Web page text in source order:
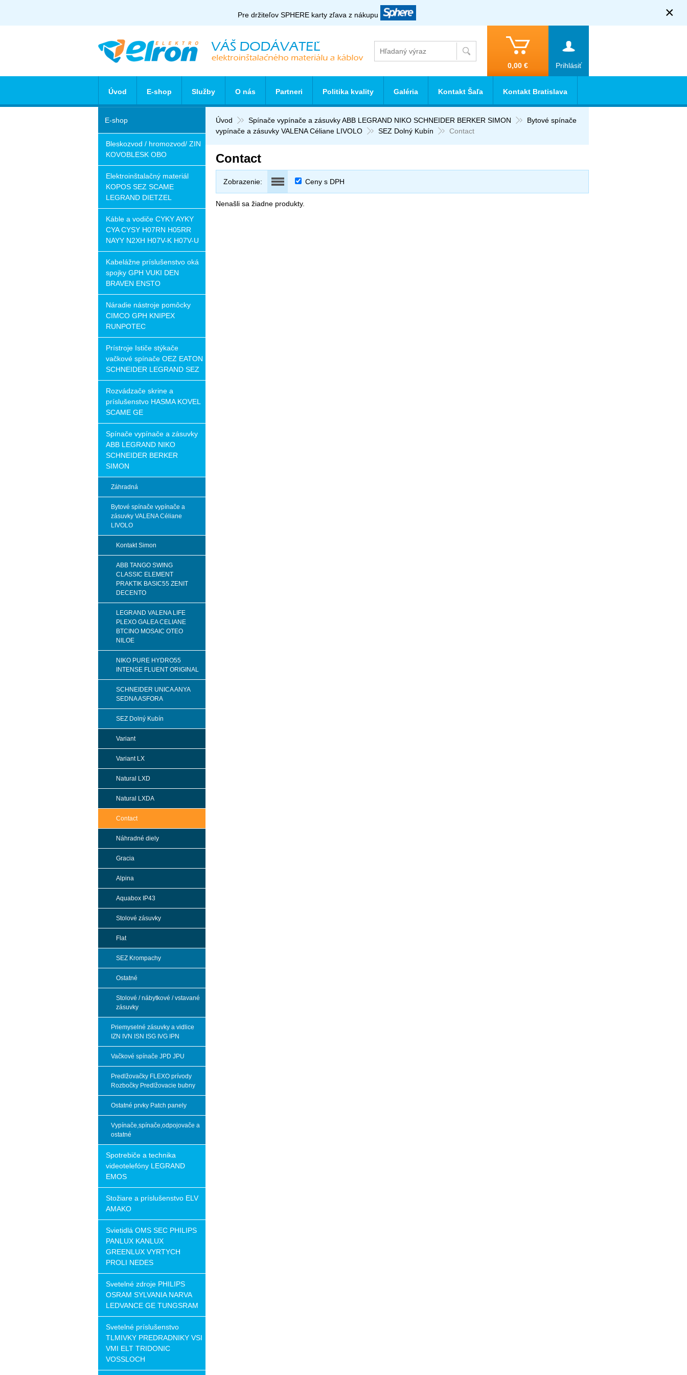
Pre držiteľov SPHERE karty zľava z nákupu ×
Prihlásiť
0,00 €
Úvod Spínače vypínače a zásuvky ABB LEGRAND NIKO SCHNEIDER BERKER SIMON
Bytové spínače
vypínače a zásuvky VALENA Céliane LIVOLO
SEZ Dolný Kubín Contact
Contact
Zobrazenie: Ceny s DPH
Nenašli sa žiadne produkty.
E-shop
Bleskozvod / hromozvod/ ZIN
KOVOBLESK OBO
Elektroinštalačný materiál
KOPOS SEZ SCAME
LEGRAND DIETZEL
Káble a vodiče CYKY AYKY
CYA CYSY H07RN H05RR
NAYY N2XH H07V-K H07V-U
Kabelážne príslušenstvo oká
spojky GPH VUKI DEN
BRAVEN ENSTO
Náradie nástroje pomôcky
CIMCO GPH KNIPEX
RUNPOTEC
Prístroje Ističe stýkače
vačkové spínače OEZ EATON
SCHNEIDER LEGRAND SEZ
Rozvádzače skrine a
príslušenstvo HASMA KOVEL
SCAME GE
Spínače vypínače a zásuvky
ABB LEGRAND NIKO
SCHNEIDER BERKER
SIMON
Záhradná
Bytové spínače vypínače a
zásuvky VALENA Céliane
LIVOLO
Kontakt Simon
ABB TANGO SWING
CLASSIC ELEMENT
PRAKTIK BASIC55 ZENIT
DECENTO
LEGRAND VALENA LIFE
PLEXO GALEA CELIANE
BTCINO MOSAIC OTEO
NILOE
NIKO PURE HYDRO55
INTENSE FLUENT ORIGINAL
SCHNEIDER UNICA ANYA
SEDNA ASFORA
SEZ Dolný Kubín
Variant
Variant LX
Natural LXD
Natural LXDA
Contact
Náhradné diely
Gracia
Alpina
Aquabox IP43
Stolové zásuvky
Flat
SEZ Krompachy
Ostatné
Stolové / nábytkové / vstavané
zásuvky
Priemyselné zásuvky a vidlice
IZN IVN ISN ISG IVG IPN
Vačkové spínače JPD JPU
Predlžovačky FLEXO prívody
Rozbočky Predlžovacie bubny
Ostatné prvky Patch panely
Vypínače,spínače,odpojovače a
ostatné
Spotrebiče a technika
videotelefóny LEGRAND
EMOS
Stožiare a príslušenstvo ELV
AMAKO
Svietidlá OMS SEC PHILIPS
PANLUX KANLUX
GREENLUX VYRTYCH
PROLI NEDES
Svetelné zdroje PHILIPS
OSRAM SYLVANIA NARVA
LEDVANCE GE TUNGSRAM
Svetelné príslušenstvo
TLMIVKY PREDRADNIKY VSI
VMI ELT TRIDONIC
VOSSLOCH
Úvod E-shop Služby O nás Partneri Politika kvality Galéria Kontakt Šaľa Kontakt Bratislava